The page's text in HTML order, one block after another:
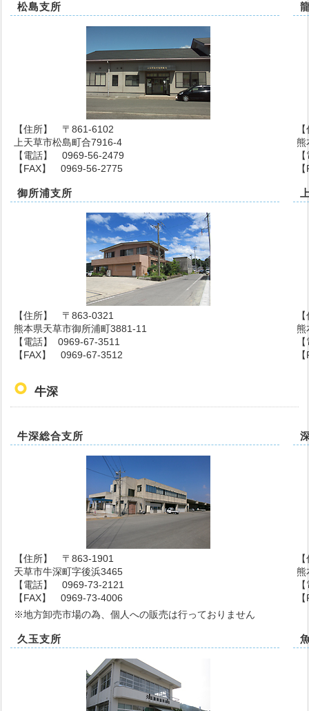
松島支所
【住所】 〒861-6102
上天草市松島町合7916-4
【電話】 0969-56-2479
【FAX】 0969-56-2775
熊
御所浦支所
【住所】 〒863-0321
熊本県天草市御所浦町3881-11
【電話】 0969-67-3511
【FAX】 0969-67-3512
熊
牛深
牛深総合支所
【住所】 〒863-1901
天草市牛深町字後浜3465
【電話】 0969-73-2121
【FAX】 0969-73-4006
※地方卸売市場の為、個人への販売は行っておりません
熊
久玉支所